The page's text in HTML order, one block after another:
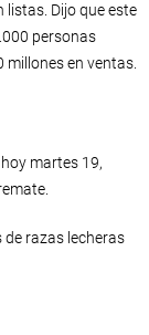
listas. Dijo que este
personas
millones en ventas.
martes 19,
razas lecheras